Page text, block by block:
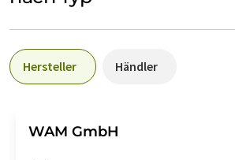
Hersteller Händler
WAM GmbH